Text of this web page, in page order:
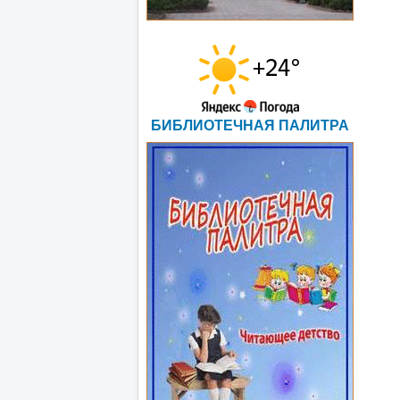
БИБЛИОТЕЧНАЯ ПАЛИТРА